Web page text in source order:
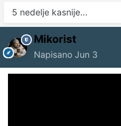
5 nedelje kasnije...
Mikorist
Napisano Jun 3